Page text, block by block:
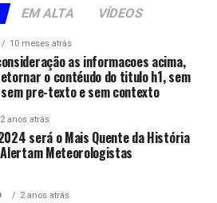
EM ALTA VÍDEOS
10 meses atrás
as informacoes acima,
o contéudo do titulo h1, sem
pre-texto e sem contexto
2 anos atrás
será o Mais Quente da História
Alertam Meteorologistas
2 anos atrás